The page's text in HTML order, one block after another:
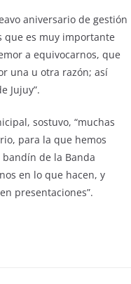
aniversario de gestión
que es muy importante
a equivocarnos, que
una u otra razón; así
Jujuy”.
sostuvo, “muchas
para la que hemos
de la Banda
en lo que hacen, y
presentaciones”.